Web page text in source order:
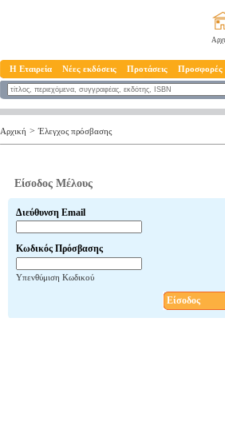
Η Εταιρεία Νέες εκδόσεις Προτάσεις Προσφορές
Αρχική > Έλεγχος πρόσβασης
Είσοδος Μέλους
Διεύθυνση Email
Κωδικός Πρόσβασης
Υπενθύμιση Κωδικού
Είσοδος